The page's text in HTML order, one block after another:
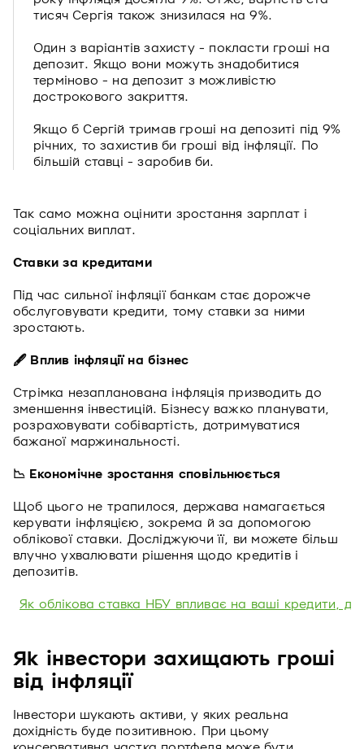
тисяч Сергія також знизилася на 9%.
Один з варіантів захисту - покласти гроші на
депозит. Якщо вони можуть знадобитися
терміново - на депозит з можливістю
дострокового закриття.
Якщо б Сергій тримав гроші на депозиті під 9%
річних, то захистив би гроші від інфляції. По
більшій ставці - заробив би.
Так само можна оцінити зростання зарплат і
соціальних виплат.
Ставки за кредитами
Під час сильної інфляції банкам стає дорожче
обслуговувати кредити, тому ставки за ними
зростають.
🖋 Вплив інфляції на бізнес
Стрімка незапланована інфляція призводить до
зменшення інвестицій. Бізнесу важко планувати,
розраховувати собівартість, дотримуватися
бажаної маржинальності.
📉 Економічне зростання сповільнюється
Щоб цього не трапилося, держава намагається
керувати інфляцією, зокрема й за допомогою
облікової ставки. Досліджуючи її, ви можете більш
влучно ухвалювати рішення щодо кредитів і
депозитів.
Як облікова ставка НБУ впливає на ваші кредити,
Як інвестори захищають гроші
від інфляції
Інвестори шукають активи, у яких реальна
дохідність буде позитивною. При цьому